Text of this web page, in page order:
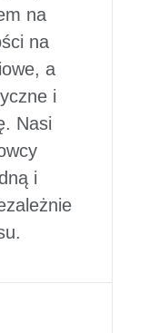
na
na
a
i
Nasi
i